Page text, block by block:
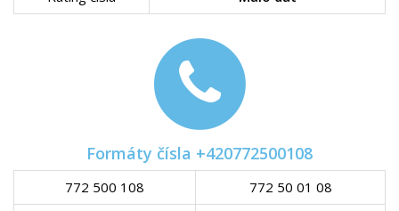
Formáty čísla +420772500108
772 500 108
772 50 01 08